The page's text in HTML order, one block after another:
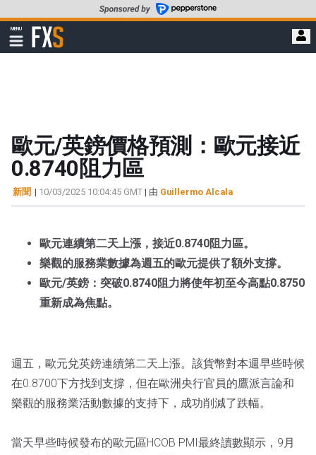
至
要
MENU
顯
示
FXStreet
歐元/英鎊價格預測：歐元接近
0.8740阻力區
新聞 | 10/03/2025 10:04:45 GMT | 由 Guillermo Alcala
歐元連續第二天上漲，接近0.8740阻力區。
樂觀的服務業數據為週五的歐元提供了額外支撐。
歐元/英鎊：突破0.8740阻力將使年初至今高點0.8750
重新成為焦點。
週五，歐元兌英鎊連續第二天上漲。該貨幣對本週早些時候
在0.8700下方找到支撐，但在歐洲央行官員的鷹派言論和
樂觀的服務業活動數據的支持下，成功削減了跌幅。
當天早些時候發布的歐元區HCOB PMI最終讀數顯示，9月